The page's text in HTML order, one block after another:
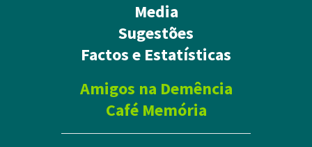
Media
Sugestões
Factos e Estatísticas
Amigos na Demência
Café Memória